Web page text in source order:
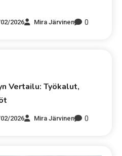
2026 Mira Järvinen 0
Vertailu: Työkalut,
2026 Mira Järvinen 0